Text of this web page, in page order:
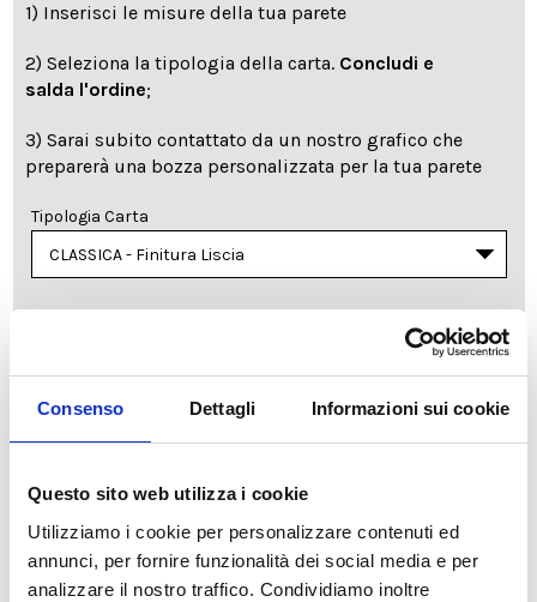
Consenso Dettagli Informazioni sui cookie
Questo sito web utilizza i cookie
Utilizziamo i cookie per personalizzare contenuti ed
annunci, per fornire funzionalità dei social media e per
analizzare il nostro traffico. Condividiamo inoltre
1) Inserisci le misure della tua parete
2) Seleziona la tipologia della carta. Concludi e
salda l'ordine;
3) Sarai subito contattato da un nostro grafico che
preparerà una bozza personalizzata per la tua parete
Tipologia Carta
zoom_in
COLLAPROFESSIONALE INCLUSA NEL PREZZO!
Aggiungi KIT Installazione info